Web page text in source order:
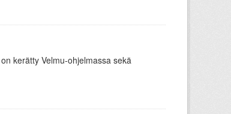
kerätty Velmu-ohjelmassa sekä